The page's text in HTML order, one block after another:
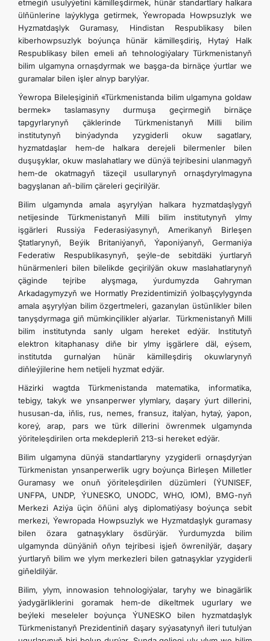
etmegiň usulyýetini kämilleşdirmek, hünär standartlary halkara
ülňünlerine laýyklyga getirmek, Ýewropada Howpsuzlyk we
Hyzmatdaşlyk Guramasy, Hindistan Respublikasy bilen
kiberhowpsuzlyk boýunça hünär kämilleşdiriş, Hytaý Halk
Respublikasy bilen emeli aň tehnologiýalary Türkmenistanyň
bilim ulgamyna ornaşdyrmak we başga-da birnäçe ýurtlar we
guramalar bilen işler alnyp barylýar.
Ýewropa Bileleşiginiň «Türkmenistanda bilim ulgamyna goldaw
bermek» taslamasyny durmuşa geçirmegiň birnäçe
tapgyrlarynyň çäklerinde Türkmenistanyň Milli bilim
institutynyň binýadynda yzygiderli okuw sagatlary,
hyzmatdaşlar hem-de halkara derejeli bilermenler bilen
duşuşyklar, okuw maslahatlary we dünýä tejribesini ulanmagyň
hem-de okatmagyň täzeçil usullarynyň ornaşdyrylmagyna
bagyşlanan aň-bilim çäreleri geçirilýär.
Bilim ulgamynda amala aşyrylýan halkara hyzmatdaşlygyň
netijesinde Türkmenistanyň Milli bilim institutynyň ylmy
işgärleri Russiýa Federasiýasynyň, Amerikanyň Birleşen
Ştatlarynyň, Beýik Britaniýanyň, Ýaponiýanyň, Germaniýa
Federatiw Respublikasynyň, şeýle-de sebitdäki ýurtlaryň
hünärmenleri bilen bilelikde geçirilýän okuw maslahatlarynyň
çäginde tejribe alyşmaga, ýurdumyzda Gahryman
Arkadagymyzyň we Hormatly Prezidentimiziň ýolbaşçylygynda
amala aşyrylýan bilim özgertmeleri, gazanylan üstünlikler bilen
tanyşdyrmaga giň mümkinçilikler alýarlar. Türkmenistanyň Milli
bilim institutynda sanly ulgam hereket edýär. Institutyň
elektron kitaphanasy diňe bir ylmy işgärlere däl, eýsem,
institutda gurnalýan hünär kämilleşdiriş okuwlarynyň
diňleýjilerine hem netijeli hyzmat edýär.
Häzirki wagtda Türkmenistanda matematika, informatika,
tebigy, takyk we ynsanperwer ylymlary, daşary ýurt dillerini,
hususan-da, iňlis, rus, nemes, fransuz, italýan, hytaý, ýapon,
koreý, arap, pars we türk dillerini öwrenmek ulgamynda
ýöriteleşdirilen orta mekdepleriň 213-si hereket edýär.
Bilim ulgamyna dünýä standartlaryny yzygiderli ornaşdyrýan
Türkmenistan ynsanperwerlik ugry boýunça Birleşen Milletler
Guramasy we onuň ýöriteleşdirilen düzümleri (ÝUNISEF,
UNFPA, UNDP, ÝUNESKO, UNODC, WHO, IOM), BMG-nyň
Merkezi Aziýa üçin öňüni alyş diplomatiýasy boýunça sebit
merkezi, Ýewropada Howpsuzlyk we Hyzmatdaşlyk guramasy
bilen özara gatnaşyklary ösdürýär. Ýurdumyzda bilim
ulgamynda dünýäniň oňyn tejribesi işjeň öwrenilýär, daşary
ýurtlaryň bilim we ylym merkezleri bilen gatnaşyklar yzygiderli
giňeldilýär.
Bilim, ylym, innowasion tehnologiýalar, taryhy we binagärlik
ýadygärliklerini goramak hem-de dikeltmek ugurlary we
beýleki meseleler boýunça ÝUNESKO bilen hyzmatdaşlyk
Türkmenistanyň Prezidentiniň daşary syýasatynyň ileri tutulýan